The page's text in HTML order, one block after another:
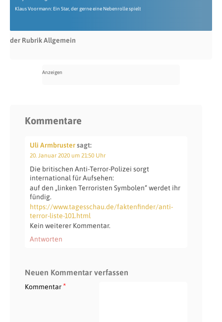
Klaus Voormann: Ein Star, der gerne eine Nebenrolle spielt
der Rubrik Allgemein
Kommentare
Uli Armbrustersagt:
20. Januar 2020 um 21:50 Uhr
Die britischen Anti-Terror-Polizei sorgt
international für Aufsehen:
auf den „linken Terroristen Symbolen“ werdet ihr
fündig.
https://www.tagesschau.de/faktenfinder/anti-
terror-liste-101.html
Kein weiterer Kommentar.
Antworten
Neuen Kommentar verfassen
Kommentar*